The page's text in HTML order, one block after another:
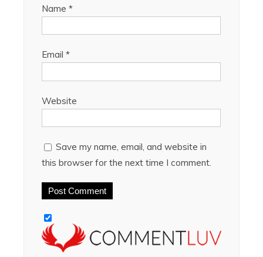
Name *
Email *
Website
Save my name, email, and website in
this browser for the next time I comment.